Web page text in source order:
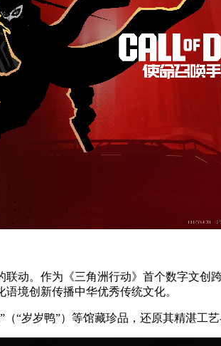
联动。作为《三角洲行动》首个数字文
境创新传播中华优秀传统文化。
“岁岁鸭”）等馆藏珍品，还原其精湛工